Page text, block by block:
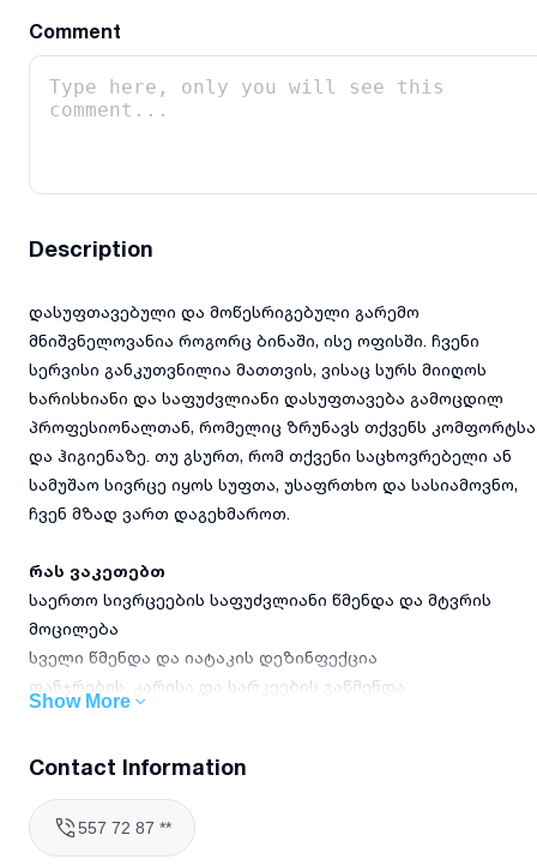
Comment
Description
დასუფთავებული და მოწესრიგებული გარემო
მნიშვნელოვანია როგორც ბინაში, ისე ოფისში. ჩვენი
სერვისი განკუთვნილია მათთვის, ვისაც სურს მიიღოს
ხარისხიანი და საფუძვლიანი დასუფთავება გამოცდილ
პროფესიონალთან, რომელიც ზრუნავს თქვენს კომფორტსა
და ჰიგიენაზე. თუ გსურთ, რომ თქვენი საცხოვრებელი ან
სამუშაო სივრცე იყოს სუფთა, უსაფრთხო და სასიამოვნო,
ჩვენ მზად ვართ დაგეხმაროთ.
რას ვაკეთებთ
საერთო სივრცეების საფუძვლიანი წმენდა და მტვრის
მოცილება
სველი წმენდა და იატაკის დეზინფექცია
ფანჯრების, კარისა და სარკეების გაწმენდა
სამზარეულოსა და სველი წერტილების დეტალური
ავეჯისა და ტექნიკის ზედაპირების წმენდა
ნარჩენების გატანა და სანაგვე ურნების დეზინფექცია
რატომ უნდა აგვირჩიოთ
Show More
Contact Information
557 72 87 **